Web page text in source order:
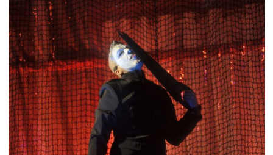
LINKKEJÄ
YHTEYSTIEDOT